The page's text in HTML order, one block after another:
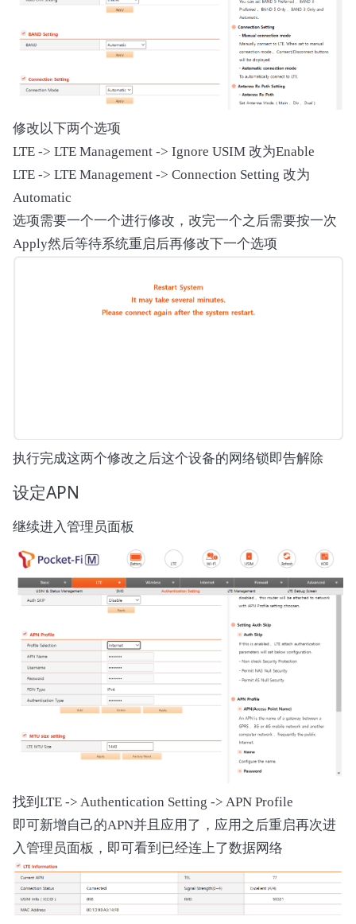
修改以下两个选项
LTE -> LTE Management -> Ignore USIM 改为Enable
LTE -> LTE Management -> Connection Setting 改为
Automatic
选项需要一个一个进行修改，改完一个之后需要按一次
Apply然后等待系统重启后再修改下一个选项
执行完成这两个修改之后这个设备的网络锁即告解除
设定APN
继续进入管理员面板
找到LTE -> Authentication Setting -> APN Profile
即可新增自己的APN并且应用了，应用之后重启再次进
入管理员面板，即可看到已经连上了数据网络